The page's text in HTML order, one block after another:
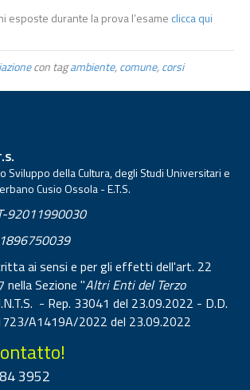
esposte durante la prova l’esame clicca qui
con tagambiente,comune,corsi
Sviluppo della Cultura, degli Studi Universitari e
Cusio Ossola - E.T.S.
92011990030
ai sensi e per gli effetti dell'art. 22
Sezione "Altri Enti del Terzo
- Rep. 33041 del 23.09.2022 - D.D.
A1419A/2022 del 23.09.2022
3952